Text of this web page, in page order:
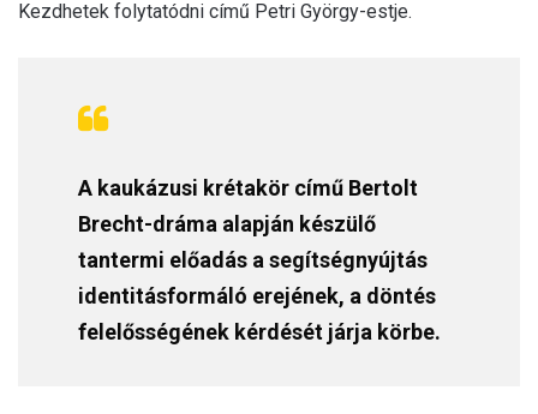
Kezdhetek folytatódni című Petri György-estje.
A kaukázusi krétakör című Bertolt
Brecht-dráma alapján készülő
tantermi előadás a segítségnyújtás
identitásformáló erejének, a döntés
felelősségének kérdését járja körbe.